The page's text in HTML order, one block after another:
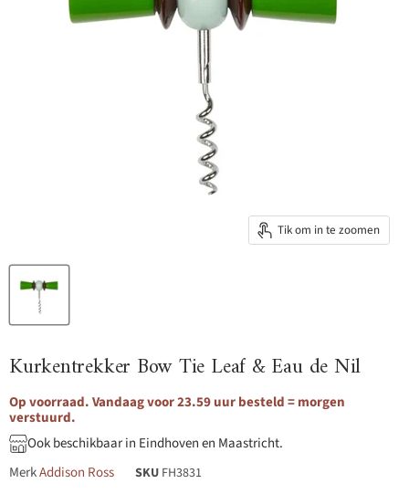
Tik om in te zoomen
Kurkentrekker Bow Tie Leaf & Eau de Nil
Op voorraad. Vandaag voor 23.59 uur besteld = morgen
verstuurd.
Ook beschikbaar in Eindhoven en Maastricht.
MerkAddison Ross SKU FH3831